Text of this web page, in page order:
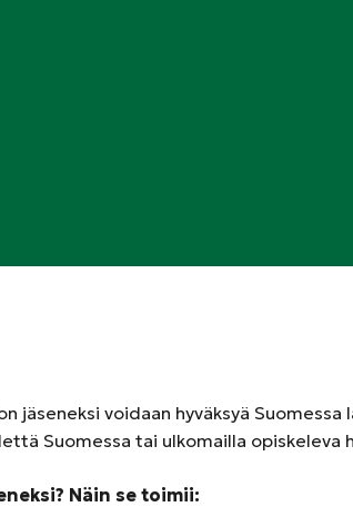
jäseneksi voidaan hyväksyä
Suomessa tai ulkomailla opiskeleva
Näin se toimii: